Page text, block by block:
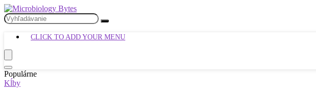
CLICK TO ADD YOUR MENU
Populárne
Kĺby